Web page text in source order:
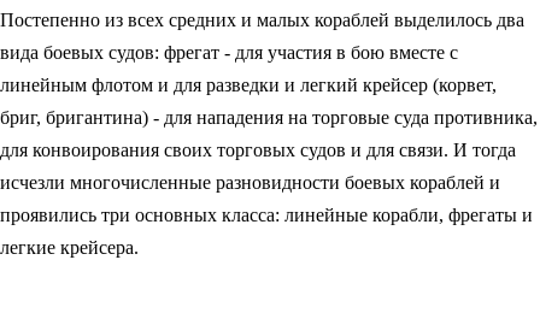
Постепенно из всех средних и малых кораблей выделилось два
вида боевых судов: фрегат - для участия в бою вместе с
линейным флотом и для разведки и легкий крейсер (корвет,
бриг, бригантина) - для нападения на торговые суда противника,
для конвоирования своих торговых судов и для связи. И тогда
исчезли многочисленные разновидности боевых кораблей и
проявились три основных класса: линейные корабли, фрегаты и
легкие крейсера.